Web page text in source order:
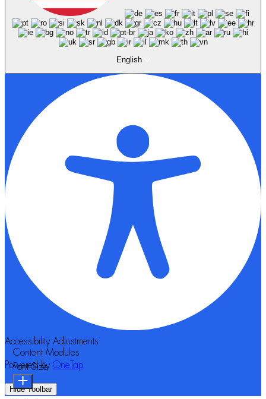
English
Accessibility Adjustments
Powered by OneTap
Hide Toolbar
Content Modules
Font Size